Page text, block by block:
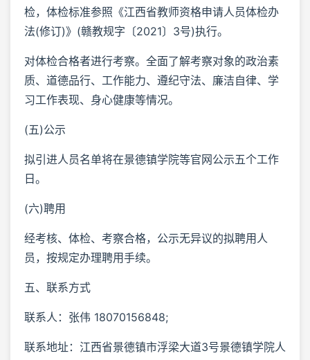
检，体检标准参照《江西省教师资格申请人员体检办
法(修订)》(赣教规字〔2021〕3号)执行。
对体检合格者进行考察。全面了解考察对象的政治素
质、道德品行、工作能力、遵纪守法、廉洁自律、学
习工作表现、身心健康等情况。
(五)公示
拟引进人员名单将在景德镇学院等官网公示五个工作
日。
(六)聘用
经考核、体检、考察合格，公示无异议的拟聘用人
员，按规定办理聘用手续。
五、联系方式
联系人：张伟 18070156848;
联系地址：江西省景德镇市浮梁大道3号景德镇学院人